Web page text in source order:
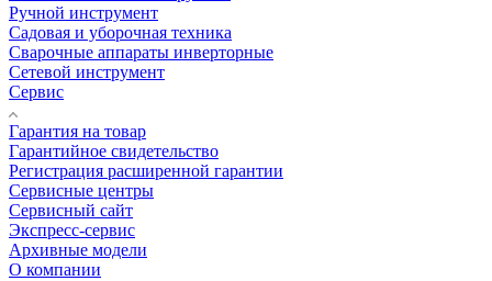
Ручной инструмент
Садовая и уборочная техника
Сварочные аппараты инверторные
Сетевой инструмент
Сервис
Гарантия на товар
Гарантийное свидетельство
Регистрация расширенной гарантии
Сервисные центры
Сервисный сайт
Экспресс-сервис
Архивные модели
О компании